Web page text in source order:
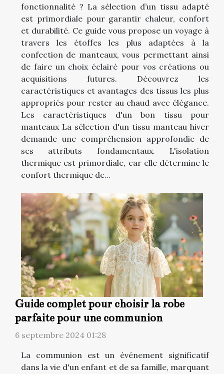
fonctionnalité ? La sélection d’un tissu adapté
est primordiale pour garantir chaleur, confort
et durabilité. Ce guide vous propose un voyage à
travers les étoffes les plus adaptées à la
confection de manteaux, vous permettant ainsi
de faire un choix éclairé pour vos créations ou
acquisitions futures. Découvrez les
caractéristiques et avantages des tissus les plus
appropriés pour rester au chaud avec élégance.
Les caractéristiques d'un bon tissu pour
manteaux La sélection d'un tissu manteau hiver
demande une compréhension approfondie de
ses attributs fondamentaux. L'isolation
thermique est primordiale, car elle détermine le
confort thermique de...
Guide complet pour choisir la robe
parfaite pour une communion
6 septembre 2024 01:28
La communion est un événement significatif
dans la vie d'un enfant et de sa famille, marquant